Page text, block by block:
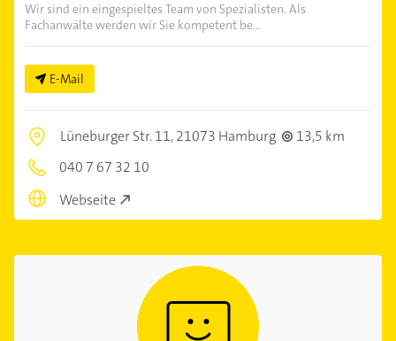
Wir sind ein eingespieltes Team von Spezialisten. Als
Fachanwälte werden wir Sie kompetent be...
E-Mail
Lüneburger Str. 11,21073 Hamburg
13,5 km
040 7 67 32 10
Webseite